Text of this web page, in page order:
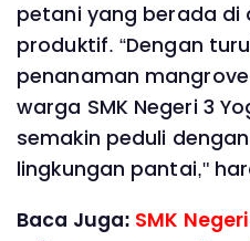
petani yang berada
produktif. “Dengan
penanaman
warga SMK Negeri 3
semakin peduli
lingkungan pantai,"
Baca Juga: SMK